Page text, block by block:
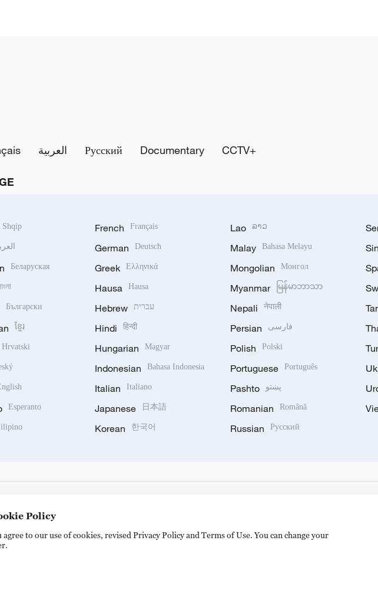
العربية Русский Documentary CCTV+
Shqip
Беларуская
Български
ខ្មែរ
Hrvatski
Esperanto
French Français
German Deutsch
Greek Ελληνικά
Hausa Hausa
Hebrew עברית
Hindi हिन्दी
Hungarian Magyar
Indonesian Bahasa Indonesia
Italian Italiano
Japanese 日本語
Korean 한국어
Lao ລາວ
Malay Bahasa Melayu
Mongolian Монгол
Myanmar မြန်မာဘာသာ
Nepali नेपाली
Persian فارسی
Polish Polski
Portuguese Português
Pashto پښتو
Romanian Română
Russian Русский
Rights Reserved. 16A Shijingshan Road, Beijing, China. 100040
Policy
to our use of cookies, revised Privacy Policy and Terms of Use. You can change your